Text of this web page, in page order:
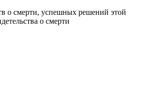
о смерти, успешных решений этой
о смерти